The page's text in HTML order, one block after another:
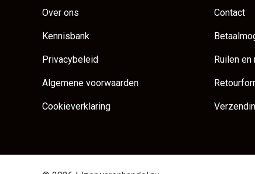
Over ons
Kennisbank
Privacybeleid
Algemene voorwaarden
Cookieverklaring
Contact
Ruilen